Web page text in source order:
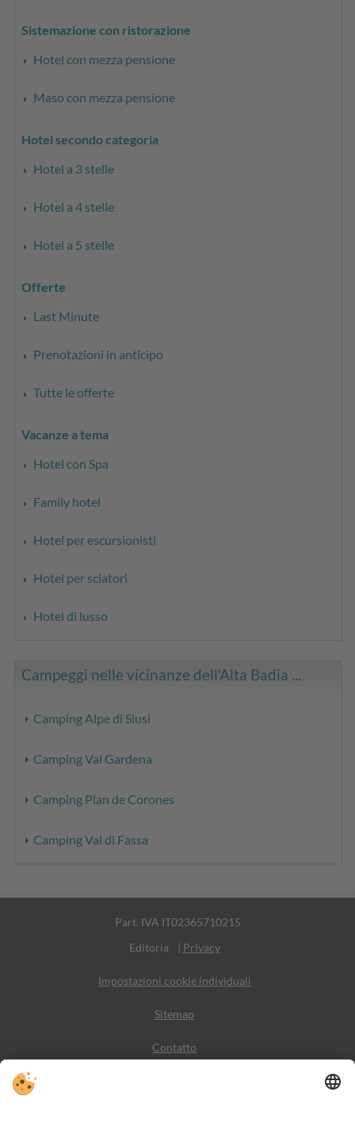
Sistemazione con ristorazione
Hotel con mezza pensione
Maso con mezza pensione
Hotel secondo categoria
Hotel a 3 stelle
Hotel a 4 stelle
Hotel a 5 stelle
Offerte
Last Minute
Prenotazioni in anticipo
Tutte le offerte
Vacanze a tema
Hotel con Spa
Family hotel
Hotel per escursionisti
Hotel per sciatori
Hotel di lusso
Campeggi nelle vicinanze dell'Alta Badia ...
Camping Alpe di Siusi
Camping Val Gardena
Camping Plan de Corones
Camping Val di Fassa
Part. IVA IT02365710215
Editoria
| Privacy
Impostazioni cookie individuali
Sitemap
Contatto